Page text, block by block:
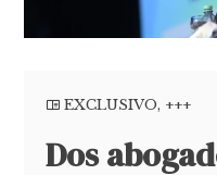
EXCLUSIVO, +++
Dos